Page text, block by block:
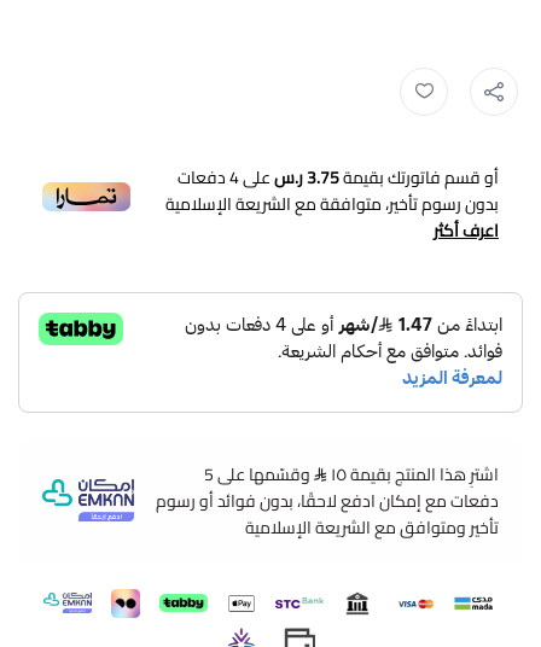
ادوات السلامة , نظارة سلامة لحماية العينين متعددة الاستخدامات ,
أو قسم فاتورتك بقيمة3.75 ر.س على4دفعات
بدون رسوم تأخير، متوافقة مع الشريعة الإسلامية
اعرف أكثر
اشترِ هذا المنتج بقيمة ١٥
وقسّمها على 5
دفعات مع إمكان ادفع لاحقًا، بدون فوائد أو رسوم
تأخير ومتوافق مع الشريعة الإسلامية